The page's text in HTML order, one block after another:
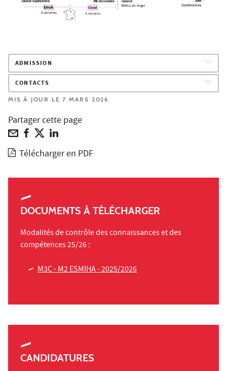
ADMISSION
CONTACTS
MIS À JOUR LE 7 MARS 2026
Partager cette page
Télécharger en PDF
DOCUMENTS À TÉLÉCHARGER
Modalités de contrôle des connaissances et des
compétences 25/26 :
M3C - M2 ESMIHA - 2025/2026
CANDIDATURES